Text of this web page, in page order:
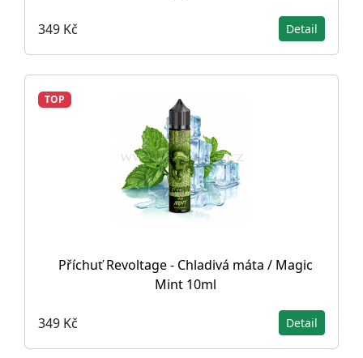
349 Kč Detail
TOP
Příchuť Revoltage - Chladivá máta / Magic
Mint 10ml
349 Kč Detail